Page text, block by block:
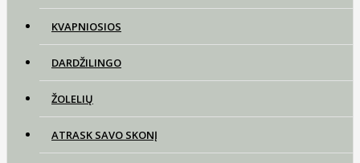
KVAPNIOSIOS
DARDŽILINGO
ŽOLELIŲ
ATRASK SAVO SKONĮ